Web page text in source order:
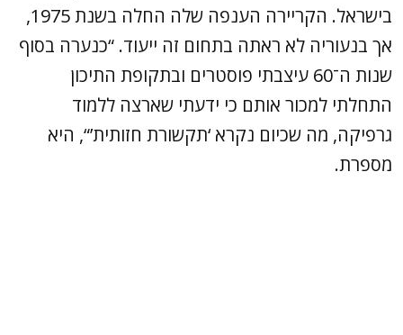
בישראל. הקריירה הענפה שלה החלה בשנת 1975,
אך בנעוריה לא ראתה בתחום זה ייעוד. “כנערה בסוף
שנות ה־60 עיצבתי פוסטרים ובתקופת התיכון
התחלתי למכור אותם כי ידעתי שארצה ללמוד
גרפיקה, מה שכיום נקרא ‘תקשורת חזותית’“, היא
מספרת.